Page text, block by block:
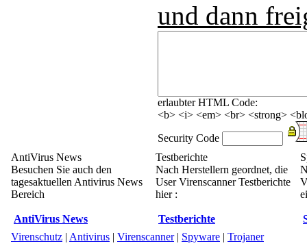
und dann
erlaubter HTML Code:
<b> <i> <em> <br> <strong>
Security Code
AntiVirus News
Besuchen Sie auch den
tagesaktuellen Antivirus News
Bereich
AntiVirus News
Testberichte
Nach Herstellern geordnet, die
User Virenscanner Testberichte
hier :
Testberichte
Virenschutz | Antivirus | Virenscanner| Spyware | Trojaner